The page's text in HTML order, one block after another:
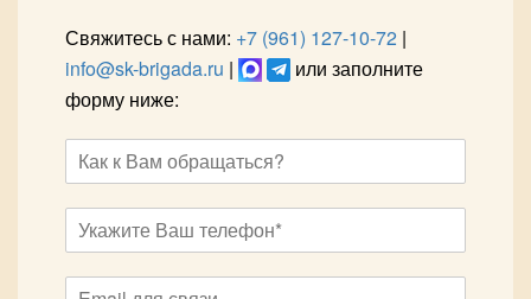
Свяжитесь с нами: +7 (961) 127-10-72 |
info@sk-brigada.ru |
или заполните
форму ниже: